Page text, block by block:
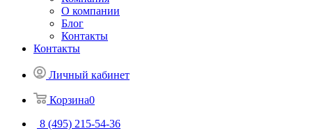
О компании
Блог
Контакты
Контакты
Личный кабинет
Корзина0
8 (495) 215-54-36